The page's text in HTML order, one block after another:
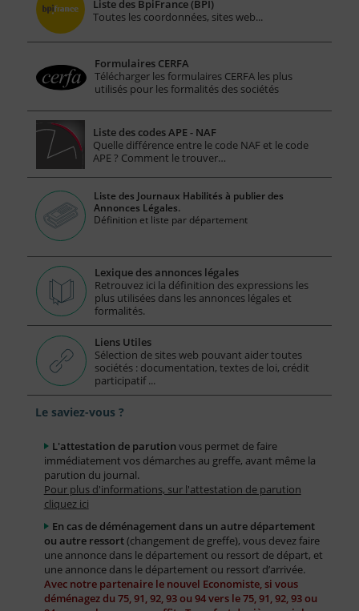
Liste des BpiFrance (BPI)
Toutes les coordonnées, sites web...
Formulaires CERFA
Télécharger les formulaires CERFA les plus
utilisés pour les formalités des sociétés
Liste des codes APE - NAF
Quelle différence entre le code NAF et le code
APE ? Comment le trouver…
Liste des Journaux Habilités à publier des
Annonces Légales.
Définition et liste par département
Lexique des annonces légales
Retrouvez ici la définition des expressions les
plus utilisées dans les annonces légales et
formalités.
Liens Utiles
Sélection de sites web pouvant aider toutes
sociétés : documentation, textes de loi, crédit
participatif ...
Le saviez-vous ?
L'attestation de parution vous permet de faire
immédiatement vos démarches au greffe, avant même la
parution du journal.
Pour plus d'informations, sur l'attestation de parution
cliquez ici
En cas de déménagement dans un autre département
ou autre ressort(changement de greffe), vous devez faire
une annonce dans le département ou ressort de départ, et
une annonce dans le département ou ressort d’arrivée.
Avec notre partenaire le nouvel Economiste, si vous
déménagez du 75, 91, 92, 93 ou 94 vers le 75, 91, 92, 93 ou